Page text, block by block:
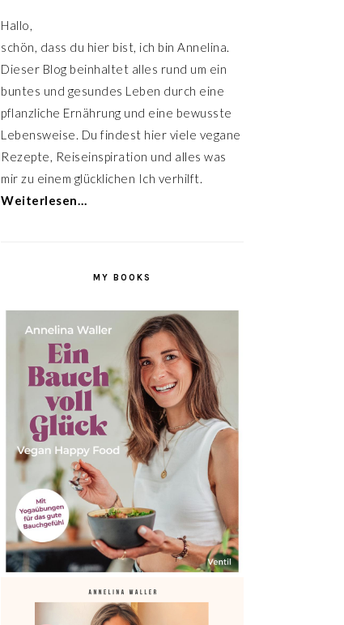
Hallo,
schön, dass du hier bist, ich bin Annelina.
Dieser Blog beinhaltet alles rund um ein
buntes und gesundes Leben durch eine
pflanzliche Ernährung und eine bewusste
Lebensweise. Du findest hier viele vegane
Rezepte, Reiseinspiration und alles was
mir zu einem glücklichen Ich verhilft.
Weiterlesen…
MY BOOKS